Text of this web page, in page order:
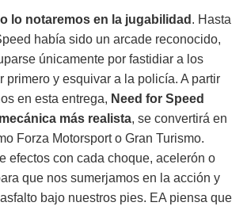
lo notaremos en la jugabilidad . Hasta
había sido un arcade reconocido,
únicamente por fastidiar a los
primero y esquivar a la policía. A partir
en esta entrega, Need for Speed
más realista, se convertirá en
Forza Motorsport o Gran Turismo.
efectos con cada choque, acelerón o
que nos sumerjamos en la acción y
bajo nuestros pies. EA piensa que